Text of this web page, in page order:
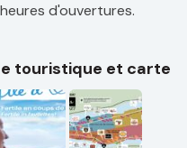
heures d'ouvertures.
touristique et carte